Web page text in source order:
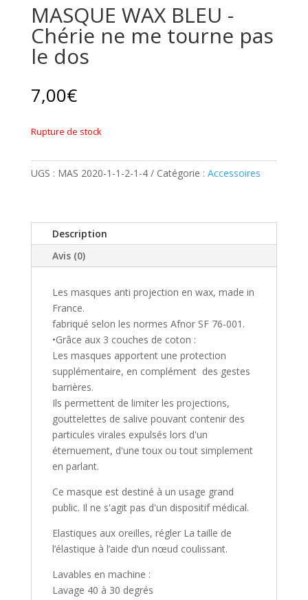
MASQUE WAX BLEU -
Chérie ne me tourne pas
le dos
7,00€
Rupture de stock
UGS : MAS 2020-1-1-2-1-4 Catégorie : Accessoires
Description
Avis (0)
Les masques anti projection en wax, made in
France.
fabriqué selon les normes Afnor SF 76-001.
•Grâce aux 3 couches de coton :
Les masques apportent une protection
supplémentaire, en complément des gestes
barrières.
Ils permettent de limiter les projections,
gouttelettes de salive pouvant contenir des
particules virales expulsés lors d'un
éternuement, d'une toux ou tout simplement
en parlant.
Ce masque est destiné à un usage grand
public. Il ne s'agit pas d'un dispositif médical.
Elastiques aux oreilles, régler La taille de
l’élastique à l’aide d’un nœud coulissant.
Lavables en machine :
Lavage 40 à 30 degrés